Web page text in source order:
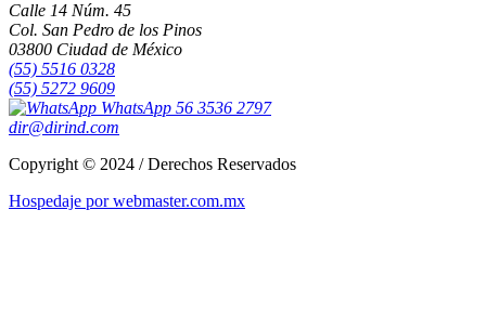
Calle 14 Núm. 45
Col. San Pedro de los Pinos
03800 Ciudad de México
(55) 5516 0328
(55) 5272 9609
WhatsApp 56 3536 2797
dir@dirind.com
Copyright © 2024 / Derechos Reservados
Hospedaje por webmaster.com.mx